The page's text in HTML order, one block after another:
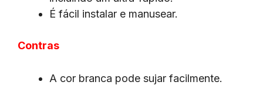
É fácil instalar e manusear.
Contras
A cor branca pode sujar facilmente.